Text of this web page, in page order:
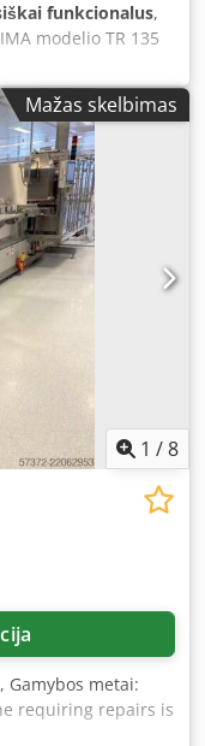
funkcionalus,
modelio TR 135
- Gamintojas:
maks. 90
pajėgumas:
spalvotas jutiklinis
padavimo
dubuo -
kW, vidutinė galia
min, 6 - 8,5 bar -
LP 16T
plotis 30 -
mm - Galimos
kartonavimo
Mažas skelbimas
1 /8
, Gamybos metai:
requiring repairs is
4 ETX, year of